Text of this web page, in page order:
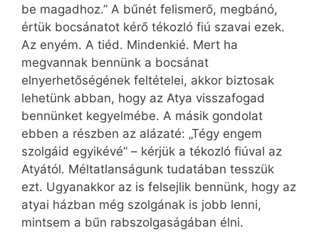
be magadhoz.” A bűnét felismerő, megbánó,
értük bocsánatot kérő tékozló fiú szavai ezek.
Az enyém. A tiéd. Mindenkié. Mert ha
megvannak bennünk a bocsánat
elnyerhetőségének feltételei, akkor biztosak
lehetünk abban, hogy az Atya visszafogad
bennünket kegyelmébe. A másik gondolat
ebben a részben az alázaté: „Tégy engem
szolgáid egyikévé” – kérjük a tékozló fiúval az
Atyától. Méltatlanságunk tudatában tesszük
ezt. Ugyanakkor az is felsejlik bennünk, hogy az
atyai házban még szolgának is jobb lenni,
mintsem a bűn rabszolgaságában élni.